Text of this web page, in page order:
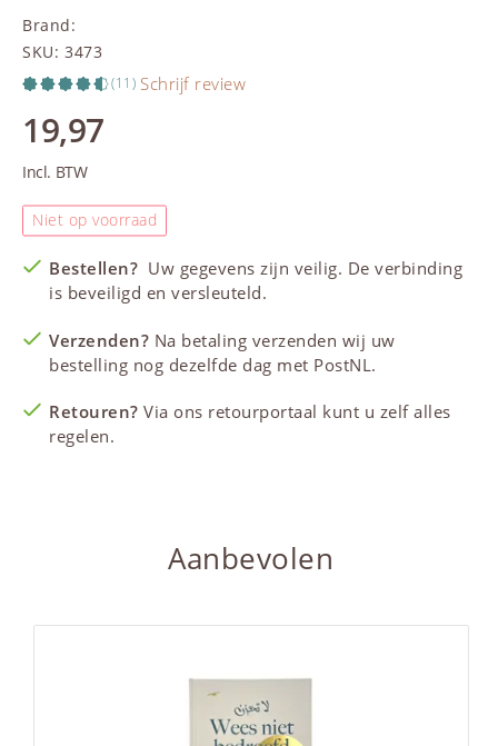
Brand:
SKU: 3473
(11) Schrijf review
19,97
Incl. BTW
Niet op voorraad
Bestellen? Uw gegevens zijn veilig. De verbinding
is beveiligd en versleuteld.
Verzenden? Na betaling verzenden wij uw
bestelling nog dezelfde dag met PostNL.
Retouren? Via ons retourportaal kunt u zelf alles
regelen.
Aanbevolen